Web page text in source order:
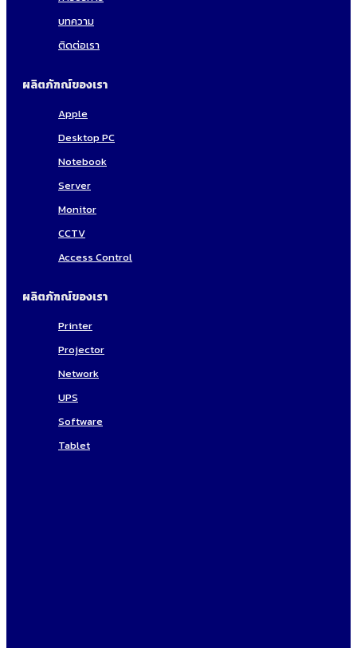
บทความ
ติดต่อเรา
ผลิตภัฑณ์ของเรา
Apple
Desktop PC
Notebook
Server
Monitor
CCTV
Access Control
ผลิตภัฑณ์ของเรา
Printer
Projector
Network
UPS
Software
Tablet